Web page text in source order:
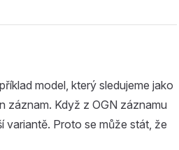
model, který sledujeme jako
záznam. Když z OGN záznamu
variantě. Proto se může stát, že